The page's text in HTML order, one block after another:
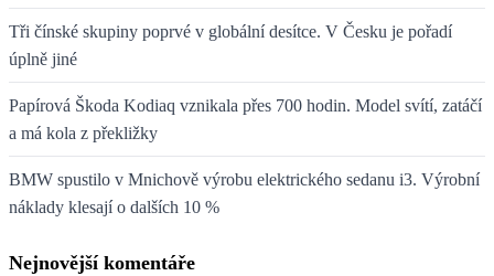
Tři čínské skupiny poprvé v globální desítce. V Česku je pořadí
úplně jiné
Papírová Škoda Kodiaq vznikala přes 700 hodin. Model svítí, zatáčí
a má kola z překližky
BMW spustilo v Mnichově výrobu elektrického sedanu i3. Výrobní
náklady klesají o dalších 10 %
Nejnovější komentáře